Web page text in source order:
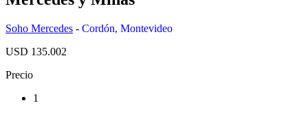
Soho Mercedes - Cordón, Montevideo
USD 135.002
Precio
1